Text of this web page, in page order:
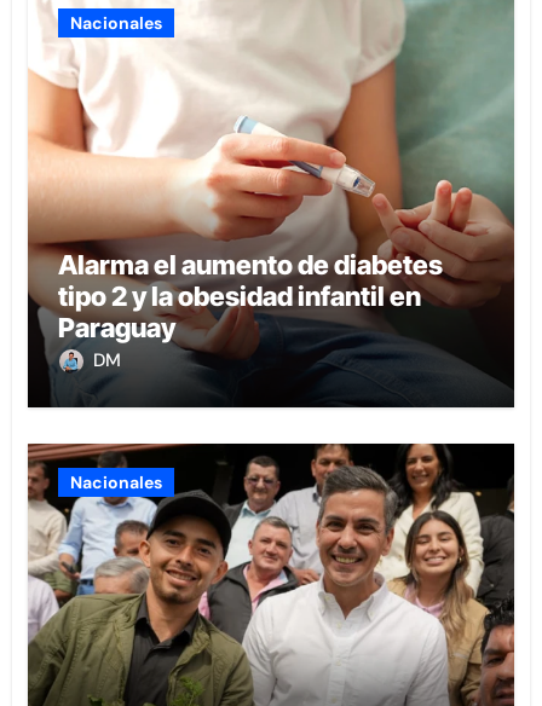
Nacionales
Alarma el aumento de diabetes
tipo 2 y la obesidad infantil en
Paraguay
DM
Nacionales